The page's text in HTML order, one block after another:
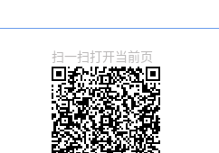
扫一扫打开当前页